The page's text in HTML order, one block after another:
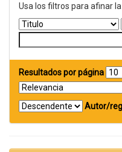
Usa los filtros para afinar la
Resultados por página
Autor/